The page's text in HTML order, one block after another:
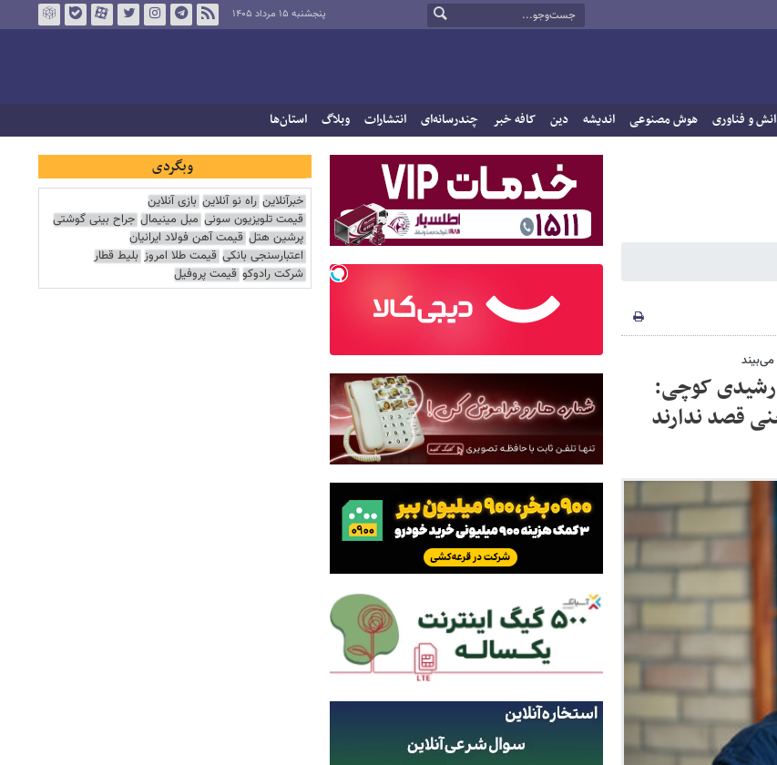
پنجشنبه ۱۵ مرداد ۱۴۰۵
و فناوری هوش مصنوعی اندیشه دین کافه خبر چندرسانه‌ای انتشارات وبلاگ استان‌ها
رشیدی کوچی:
قصد ندارند
وبگردی
خبرآنلاین راه نو آنلاین بازی آنلاین
قیمت تلویزیون سونی مبل مینیمال جراح بینی گوشتی
پرشین هتل قیمت آهن فولاد ایرانیان
اعتبارسنجی بانکی قیمت طلا امروز بلیط قطار
شرکت رادوکو قیمت پروفیل